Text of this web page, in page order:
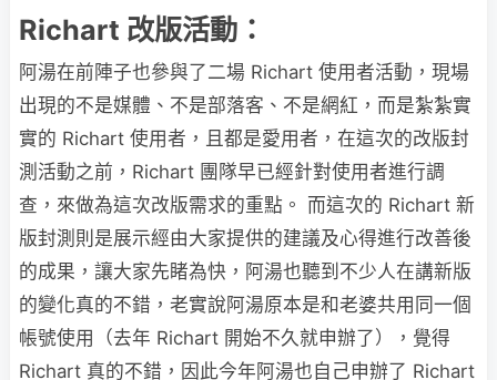
Richart 改版活動：
阿湯在前陣子也參與了二場 Richart 使用者活動，現場
出現的不是媒體、不是部落客、不是網紅，而是紮紮實
實的 Richart 使用者，且都是愛用者，在這次的改版封
測活動之前，Richart 團隊早已經針對使用者進行調
查，來做為這次改版需求的重點。 而這次的 Richart 新
版封測則是展示經由大家提供的建議及心得進行改善後
的成果，讓大家先睹為快，阿湯也聽到不少人在講新版
的變化真的不錯，老實說阿湯原本是和老婆共用同一個
帳號使用（去年 Richart 開始不久就申辦了），覺得
Richart 真的不錯，因此今年阿湯也自己申辦了 Richart